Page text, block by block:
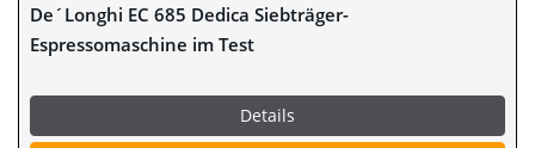
De´Longhi EC 685 Dedica Siebträger-
Espressomaschine im Test
Details